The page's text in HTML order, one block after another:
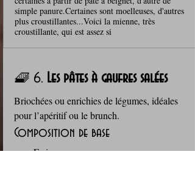
simple panure.Certaines sont moelleuses, d'autres
plus croustillantes...Voici la mienne, très
croustillante, qui est assez si
🧇 6. Les pâtes à gaufres salées
Briochées ou enrichies de légumes, idéales
pour l’apéritif ou le brunch.
Composition de base
Farine